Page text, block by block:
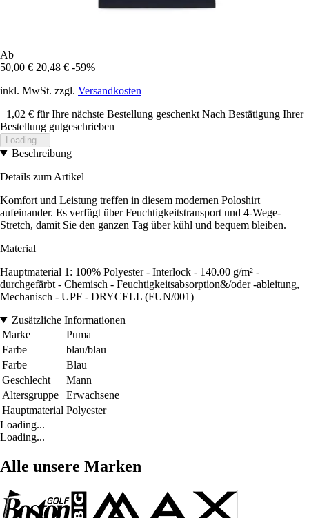
Ab
50,00 € 20,48 € -59%
inkl. MwSt. zzgl. Versandkosten
+1,02 € für Ihre nächste Bestellung geschenkt Nach Bestätigung Ihrer
Bestellung gutgeschrieben
Loading...
Beschreibung
Details zum Artikel
Komfort und Leistung treffen in diesem modernen Poloshirt
aufeinander. Es verfügt über Feuchtigkeitstransport und 4-Wege-
Stretch, damit Sie den ganzen Tag über kühl und bequem bleiben.
Material
Hauptmaterial 1: 100% Polyester - Interlock - 140.00 g/m² -
durchgefärbt - Chemisch - Feuchtigkeitsabsorption&/oder -ableitung,
Mechanisch - UPF - DRYCELL (FUN/001)
Zusätzliche Informationen
Marke
Puma
Farbe
blau/blau
Farbe
Blau
Geschlecht
Mann
Altersgruppe
Erwachsene
Hauptmaterial Polyester
Loading...
Loading...
Alle unsere Marken